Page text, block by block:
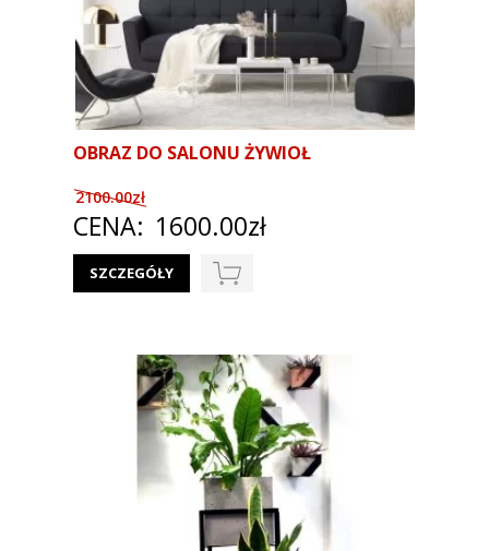
OBRAZ DO SALONU ŻYWIOŁ
2100.00zł
CENA: 1600.00zł
SZCZEGÓŁY